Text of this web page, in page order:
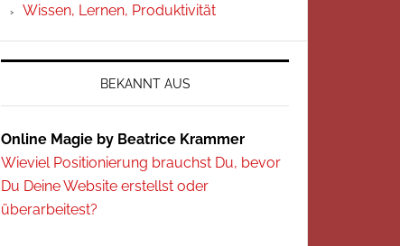
Wissen, Lernen, Produktivität
BEKANNT AUS
Online Magie by Beatrice Krammer
Wieviel Positionierung brauchst Du, bevor
Du Deine Website erstellst oder
überarbeitest?